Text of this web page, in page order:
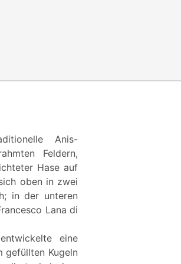
Anis-
Feldern,
Hase auf
oben in zwei
in der unteren
Lana di
eine
gefüllten Kugeln